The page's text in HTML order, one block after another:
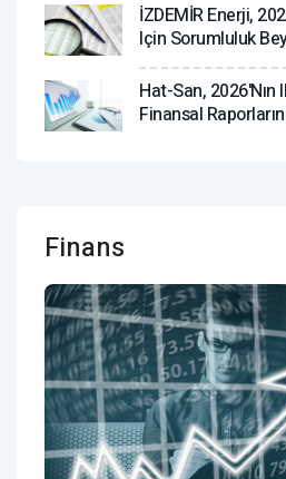
İZDEMİR Enerji,
Için Sorumluluk
Hat-San, 2026'nın
Finansal
Finans